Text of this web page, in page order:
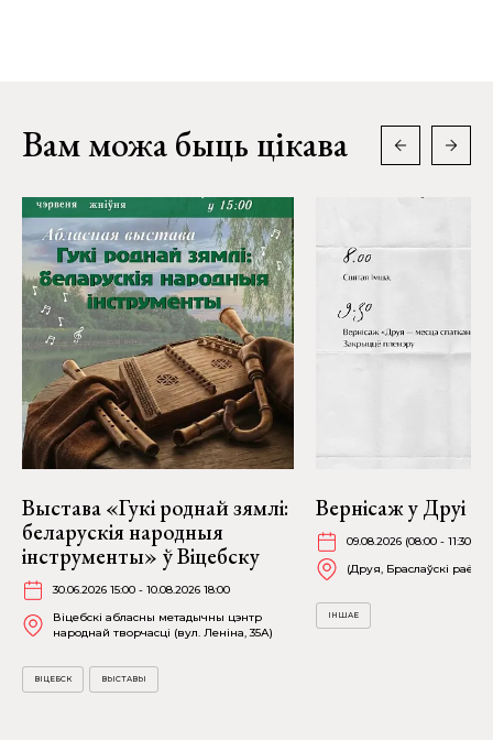
Вам можа быць цікава
Выстава «Гукі роднай зямлі:
беларускія народныя
інструменты» ў Віцебску
30.06.2026 15:00 - 10.08.2026 18:00
Віцебскі абласны метадычны цэнтр
народнай творчасці (вул. Леніна, 35А)
ВІЦЕБСК ВЫСТАВЫ
Вернісаж у Друі
09.08.2026 (08:00 - 11:30)
(Друя, Браслаўскі раён)
ІНШАЕ